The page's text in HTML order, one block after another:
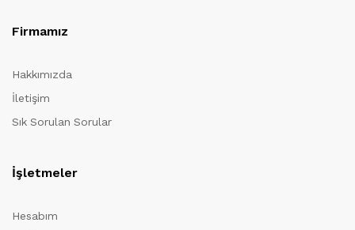
Firmamız
Hakkımızda
İletişim
Sık Sorulan Sorular
İşletmeler
Hesabım